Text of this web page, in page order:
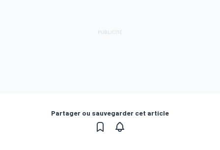
Partager ou sauvegarder cet article